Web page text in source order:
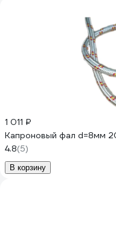
1 011 ₽
Капроновый фал d=8мм
4.8(5)
В корзину